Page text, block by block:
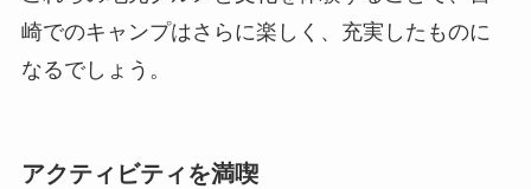
崎でのキャンプはさらに楽しく、充実したものに
なるでしょう。
アクティビティを満喫